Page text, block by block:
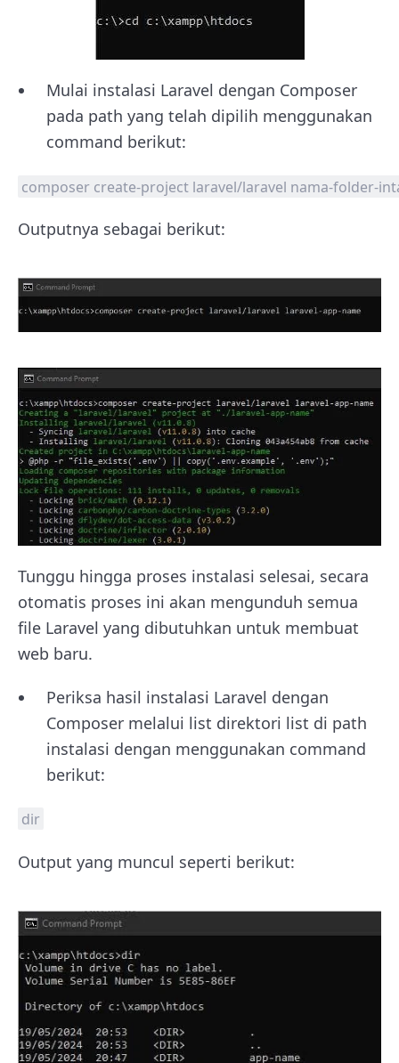
Mulai instalasi Laravel dengan Composer
pada path yang telah dipilih menggunakan
command berikut:
composer create-project laravel/laravel nama-folder-
Outputnya sebagai berikut:
Tunggu hingga proses instalasi selesai, secara
otomatis proses ini akan mengunduh semua
file Laravel yang dibutuhkan untuk membuat
web baru.
Periksa hasil instalasi Laravel dengan
Composer melalui list direktori list di path
instalasi dengan menggunakan command
berikut:
dir
Output yang muncul seperti berikut: